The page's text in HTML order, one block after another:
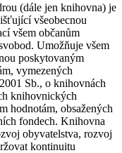
(dále jen knihovna) je
všeobecnou
všem občanům
Umožňuje všem
poskytovaným
vymezených
Sb., o knihovnách
knihovnických
hodnotám, obsažených
fondech. Knihovna
obyvatelstva, rozvoj
kontinuitu